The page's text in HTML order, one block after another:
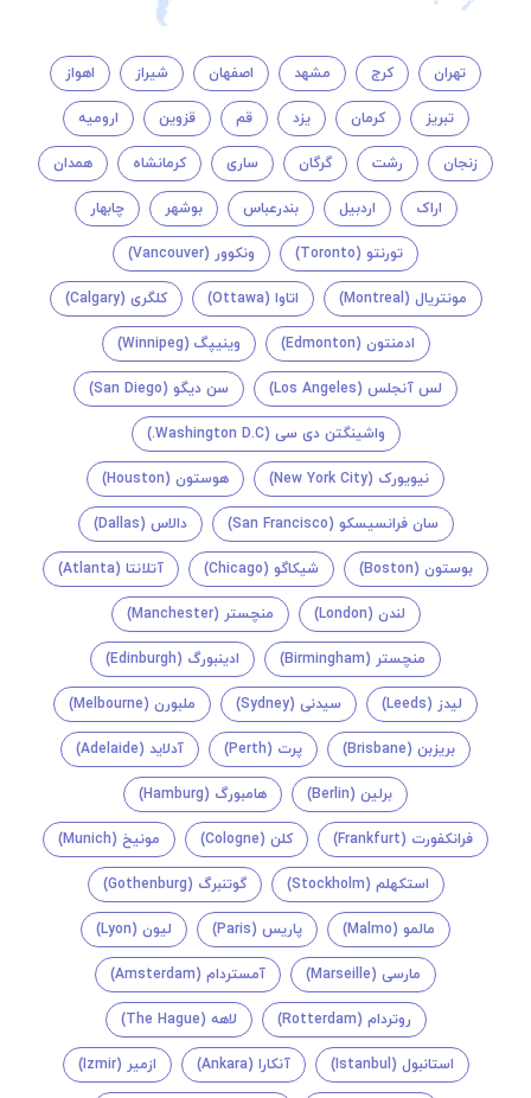
تهران کرج مشهد اصفهان شیراز اهواز
تبریز کرمان یزد قم قزوین ارومیه
زنجان رشت گرگان ساری کرمانشاه همدان
اراک اردبیل بندرعباس بوشهر چابهار
تورنتو (Toronto) ونکوور (Vancouver)
مونتريال (Montreal) اتاوا (Ottawa) کلگری (Calgary)
ادمنتون (Edmonton) وینیپگ (Winnipeg)
لس آنجلس (Los Angeles) سن دیگو (San Diego)
واشینگتن دی سی (Washington D.C.)
نیویورک (New York City) هوستون (Houston)
سان فرانسیسکو (San Francisco) دالاس (Dallas)
بوستون (Boston) شیکاگو (Chicago) آتلانتا (Atlanta)
لندن (London) منچستر (Manchester)
منچستر (Birmingham) ادینبورگ (Edinburgh)
لیدز (Leeds) سیدنی (Sydney) ملبورن (Melbourne)
بریزبن (Brisbane) پرت (Perth) آدلاید (Adelaide)
برلین (Berlin) هامبورگ (Hamburg)
فرانکفورت (Frankfurt) کلن (Cologne) مونیخ (Munich)
استکهلم (Stockholm) گوتنبرگ (Gothenburg)
مالمو (Malmo) پاریس (Paris) لیون (Lyon)
مارسی (Marseille) آمستردام (Amsterdam)
روتردام (Rotterdam) لاهه (The Hague)
استانبول (Istanbul) آنکارا (Ankara) ازمیر (Izmir)